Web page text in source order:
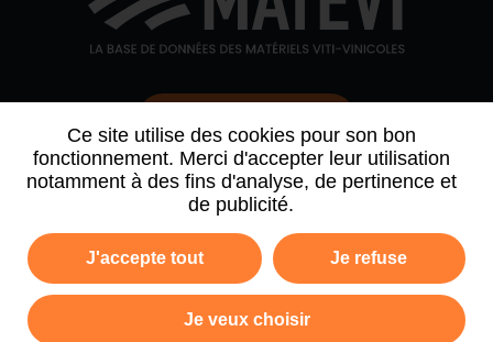
Ce site utilise des cookies pour son bon
fonctionnement. Merci d'accepter leur utilisation
notamment à des fins d'analyse, de pertinence et
de publicité.
J'accepte tout Je refuse
Je veux choisir
QUI SOMMES-NOUS AGENDA
ARCHIVE NEWSLETTER
Politique de confidentialité
Mentions légales